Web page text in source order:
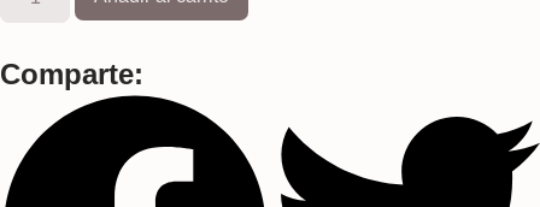
Comparte: